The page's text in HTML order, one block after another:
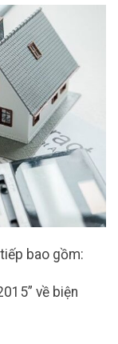
bao gồm:
về biện